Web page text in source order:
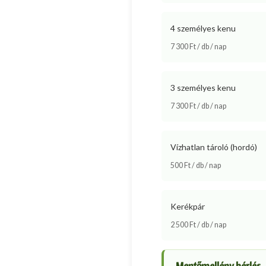
4 személyes kenu
7 300 Ft / db / nap
3 személyes kenu
7 300 Ft / db / nap
Vízhatlan tároló (hordó)
500 Ft / db / nap
Kerékpár
2 500 Ft / db / nap